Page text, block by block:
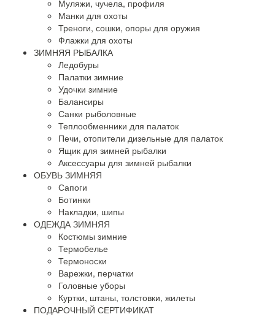
Муляжи, чучела, профиля
Манки для охоты
Треноги, сошки, опоры для оружия
Флажки для охоты
ЗИМНЯЯ РЫБАЛКА
Ледобуры
Палатки зимние
Удочки зимние
Балансиры
Санки рыболовные
Теплообменники для палаток
Печи, отопители дизельные для палаток
Ящик для зимней рыбалки
Аксессуары для зимней рыбалки
ОБУВЬ ЗИМНЯЯ
Сапоги
Ботинки
Накладки, шипы
ОДЕЖДА ЗИМНЯЯ
Костюмы зимние
Термобелье
Термоноски
Варежки, перчатки
Головные уборы
Куртки, штаны, толстовки, жилеты
ПОДАРОЧНЫЙ СЕРТИФИКАТ